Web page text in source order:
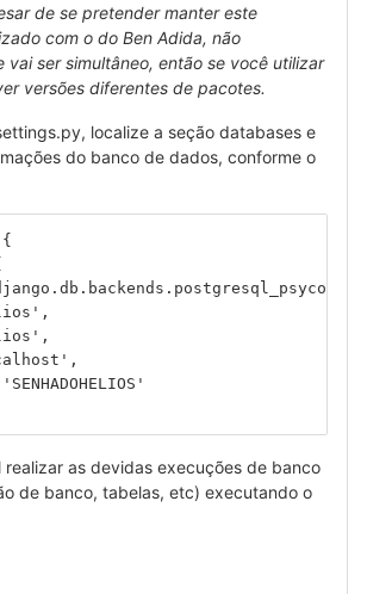
de se pretender manter este
com o do Ben Adida, não
vai ser simultâneo, então se você utilizar
versões diferentes de pacotes.
localize a seção databases e
do banco de dados, conforme o
{
realizar as devidas execuções de banco
de banco, tabelas, etc) executando o